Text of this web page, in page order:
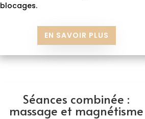
blocages.
EN SAVOIR PLUS
Séances combinée :
massage et magnétisme